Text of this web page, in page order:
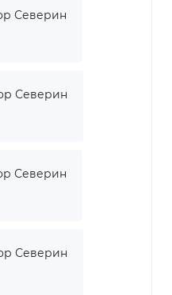
Северин
Северин
Северин
Северин